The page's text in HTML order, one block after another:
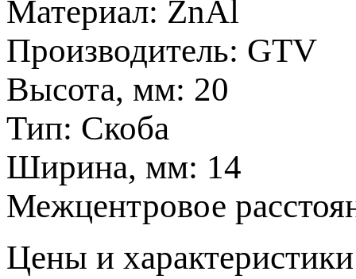
Материал: ZnAl
Производитель: GTV
Высота, мм: 20
Тип: Скоба
Ширина, мм: 14
Межцентровое
Цeны и